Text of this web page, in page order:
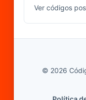
Ver códigos
© 2026